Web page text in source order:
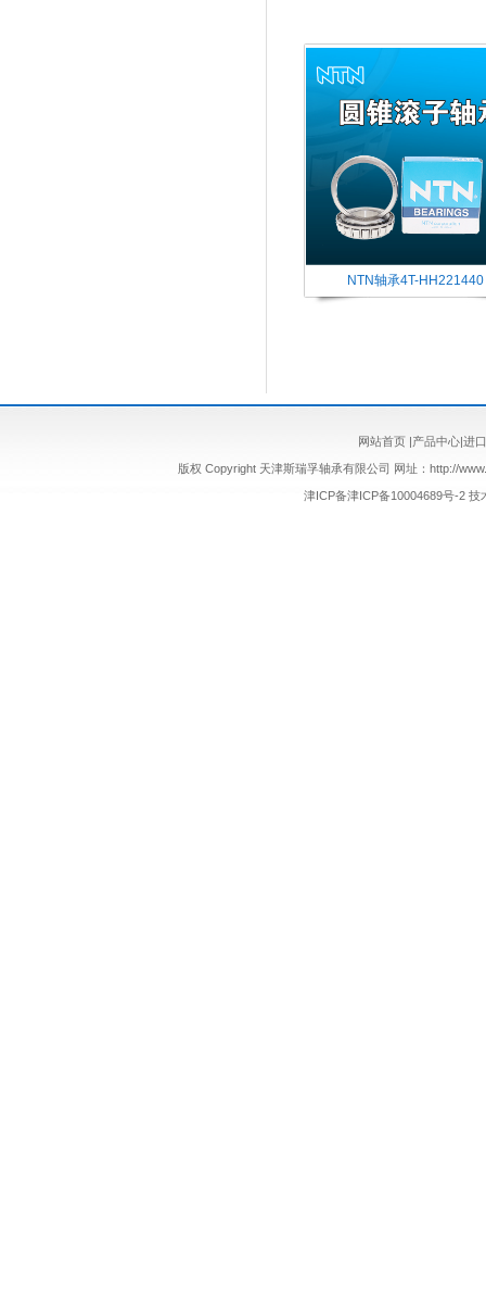
NTN轴承4T-HH221440
网站首页 |产品中心|进
版权 Copyright 天津斯瑞孚轴承有限公司 网址：http://
津ICP备津ICP备10004689号-2 技